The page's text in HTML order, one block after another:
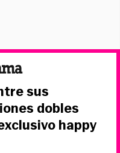
sus
dobles
happy